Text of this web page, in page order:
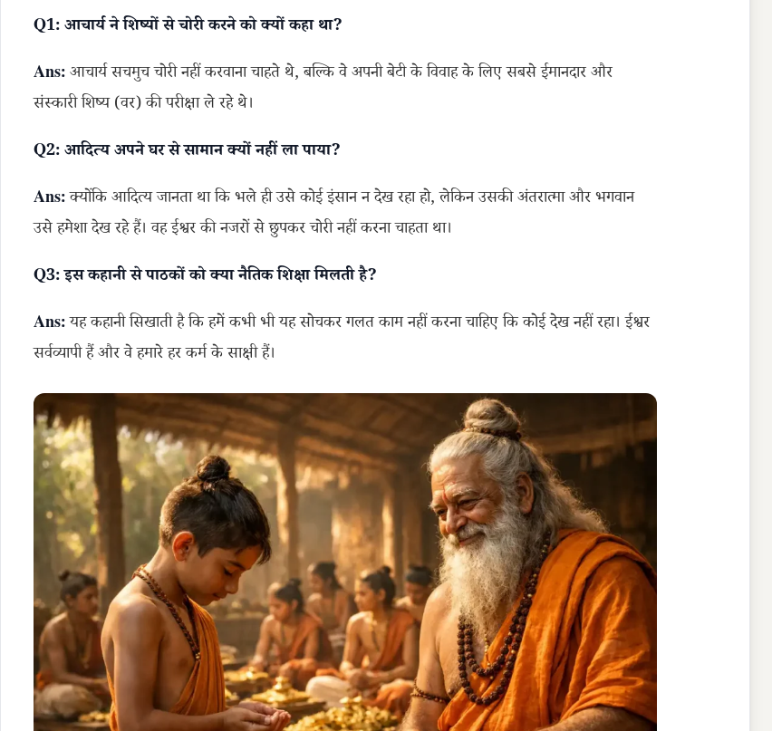
Q1: आचार्य ने शिष्यों से चोरी करने को क्यों कहा था?
Ans:आचार्य सचमुच चोरी नहीं करवाना चाहते थे, बल्कि वे अपनी बेटी के विवाह के लिए सबसे ईमानदार और
संस्कारी शिष्य (वर) की परीक्षा ले रहे थे।
Q2: आदित्य अपने घर से सामान क्यों नहीं ला पाया?
Ans:क्योंकि आदित्य जानता था कि भले ही उसे कोई इंसान न देख रहा हो, लेकिन उसकी अंतरात्मा और भगवान
उसे हमेशा देख रहे हैं। वह ईश्वर की नजरों से छुपकर चोरी नहीं करना चाहता था।
Q3: इस कहानी से पाठकों को क्या नैतिक शिक्षा मिलती है?
Ans:यह कहानी सिखाती है कि हमें कभी भी यह सोचकर गलत काम नहीं करना चाहिए कि कोई देख नहीं रहा। ईश्वर
सर्वव्यापी हैं और वे हमारे हर कर्म के साक्षी हैं।